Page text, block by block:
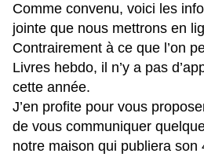
Comme convenu, voici les
jointe que nous mettrons en
Contrairement à ce que l’on
Livres hebdo, il n’y a pas
cette année.
J’en profite pour vous
de vous communiquer
notre maison qui publiera son